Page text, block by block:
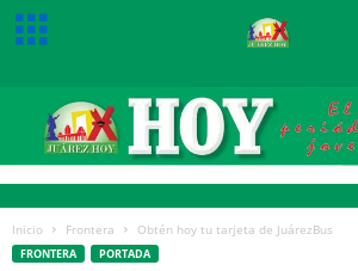
Inicio Frontera Obtén hoy tu tarjeta de JuárezBus
FRONTERA PORTADA